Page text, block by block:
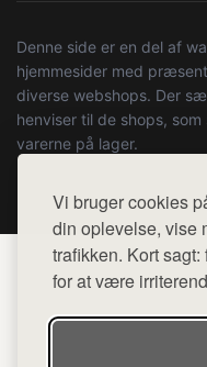
Vi bruger cookies
din oplevelse, vise
trafikken. Kort
for at være
Denne side er en del af
hjemmesider med
diverse webshops. Der
henviser til de shops,
varerne på lager.
© 2026